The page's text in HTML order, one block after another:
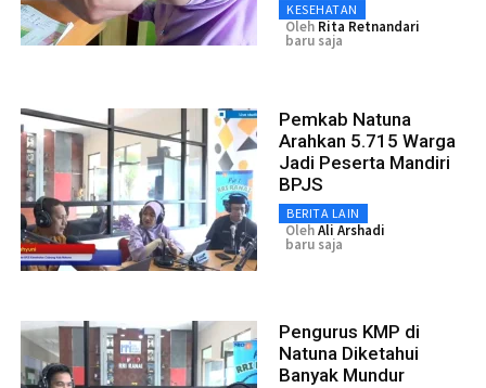
KESEHATAN
Oleh Rita Retnandari
baru saja
Pemkab Natuna
Arahkan 5.715 Warga
Jadi Peserta Mandiri
BPJS
BERITA LAIN
OlehAli Arshadi
baru saja
Pengurus KMP di
Natuna Diketahui
Banyak Mundur